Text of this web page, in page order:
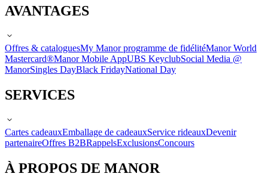
AVANTAGES
Offres & cataloguesMy Manor programme de fidélitéManor World
Mastercard®Manor Mobile AppUBS KeyclubSocial Media @
ManorSingles DayBlack FridayNational Day
SERVICES
Cartes cadeauxEmballage de cadeauxService rideauxDevenir
partenaireOffres B2BRappelsExclusionsConcours
À PROPOS DE MANOR